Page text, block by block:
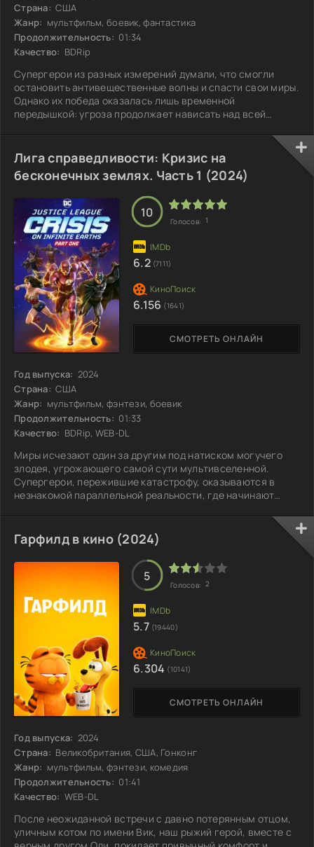
Страна: США
Жанр: мультфильм, боевик, фантастика
Продолжительность: 01:34
Качество: BDRip
Супергерои из разных измерений думали, что смогли
остановить антивещественные волны и спасти свои миры.
Однако их победа оказалась лишь временной
передышкой: угроза продолжает нависать над всей
герои снова объединяются, чтобы создать новый план.
Каждый из них приносит свои уникальные навыки и опыт
для борьбы с приближающимся апокалипсисом. Им
предстоит пройти через испытания, проверяющие не
только физическую силу, но и взгляды на дружбу и
Лига справедливости: Кризис на
бесконечных землях. Часть 1 (2024)
Год выпуска: 2024
Страна: США
Жанр: мультфильм, фэнтези, боевик
Продолжительность: 01:33
Качество: BDRip, WEB-DL
Миры исчезают один за другим под натиском могучего
злодея, угрожающего самой сути мультивселенной.
Супергерои, пережившие катастрофу, оказываются в
незнакомой параллельной реальности, где начинают
другими смельчаками. Объединив свои силы, они берутся
за сложную задачу по спасению нового мира, который
становится их единственной надеждой. Против них стоит
безжалостный антагонист, чья сила превосходит все
предыдущие испытания. Битва разразится не
СМОТРЕТЬ ОНЛАЙН
10
Голосов: 1
6.2 (7111)
6.156 (1641)
Гарфилд в кино (2024)
Год выпуска: 2024
Страна: Великобритания, США, Гонконг
Жанр: мультфильм, фэнтези, комедия
Продолжительность: 01:41
Качество: WEB-DL
После неожиданной встречи с давно потерянным отцом,
уличным котом по имени Вик, наш рыжий герой, вместе с
СМОТРЕТЬ ОНЛАЙН
5
Голосов: 2
5.7 (19440)
6.304 (10141)